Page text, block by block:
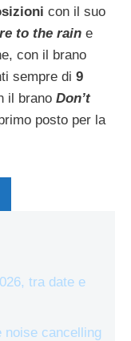
con il suo
to the rain e
con il brano
sempre di 9
il brano Don’t
posto per la
tra date e
noise cancelling